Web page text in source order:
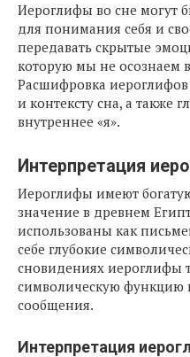
Иероглифы во сне могут
для понимания себя и
передавать скрытые
которую мы не осознаем
Расшифровка
и контексту сна, а также
внутреннее «я».
Интерпретация
Иероглифы имеют
значение в древнем
использованы как
себе глубокие
сновидениях иероглифы
символическую функцию
сообщения.
Интерпретация